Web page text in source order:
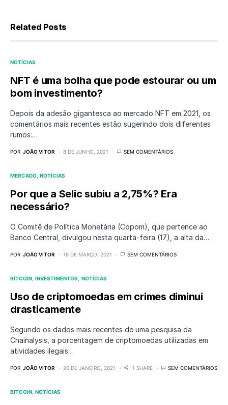
Related Posts
NOTÍCIAS
NFT é uma bolha que pode estourar ou um
bom investimento?
Depois da adesão gigantesca ao mercado NFT em 2021, os
comentários mais recentes estão sugerindo dois diferentes
rumos:…
POR JOÃO VITOR 8 DE JUNHO, 2021 SEM COMENTÁRIOS
MERCADO NOTÍCIAS
Por que a Selic subiu a 2,75%? Era
necessário?
O Comitê de Política Monetária (Copom), que pertence ao
Banco Central, divulgou nesta quarta-feira (17), a alta da…
POR JOÃO VITOR 18 DE MARÇO, 2021 SEM COMENTÁRIOS
BITCOIN INVESTIMENTOS NOTÍCIAS
Uso de criptomoedas em crimes diminui
drasticamente
Segundo os dados mais recentes de uma pesquisa da
Chainalysis, a porcentagem de criptomoedas utilizadas em
atividades ilegais…
POR JOÃO VITOR 20 DE JANEIRO, 2021 1 SHARE SEM COMENTÁRIOS
BITCOIN NOTÍCIAS